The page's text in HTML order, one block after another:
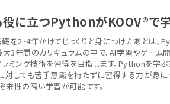
に立つPythonがKOOV®で
を2~4年かけてじっくりと身につけたあとは、
大3年間のカリキュラムの中で、AI学習やゲーム
ミング技術を習得を目指します。Pythonを学ぶ
しても苦手意識を持たずに習得する力が身に
性の高い学習が可能です。